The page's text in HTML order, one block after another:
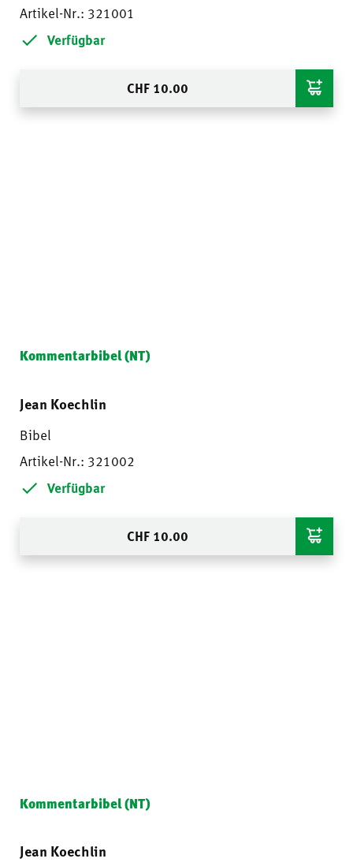
Artikel-Nr.: 321001
Verfügbar
CHF 10.00
Kommentarbibel (NT)
Jean Koechlin
Bibel
Artikel-Nr.: 321002
Verfügbar
CHF 10.00
Kommentarbibel (NT)
Jean Koechlin